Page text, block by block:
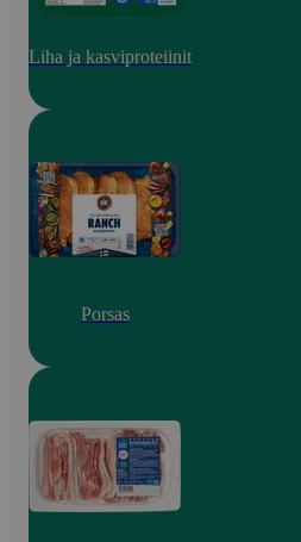
Liha ja kasviproteiinit
Porsas